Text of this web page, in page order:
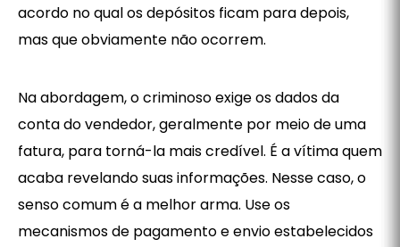
acordo no qual os depósitos ficam para depois,
mas que obviamente não ocorrem.
Na abordagem, o criminoso exige os dados da
conta do vendedor, geralmente por meio de uma
fatura, para torná-la mais credível. É a vítima quem
acaba revelando suas informações. Nesse caso, o
senso comum é a melhor arma. Use os
mecanismos de pagamento e envio estabelecidos